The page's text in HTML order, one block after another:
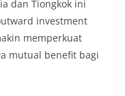
dan Tiongkok ini
investment
memperkuat
mutual benefit bagi